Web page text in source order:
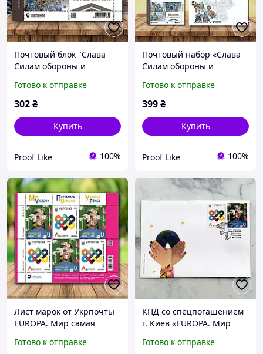
Почтовый блок "Слава
Силам обороны и
Гвардия наступления", 3
марки, номинал F, 2023
Готово к отправке
302₴
Купить
Proof Like 100%
Почтовый набор «Слава
Силам обороны и
Гвардия наступления»
Готово к отправке
399₴
Купить
Proof Like 100%
Лист марок от Укрпочты
EUROPA. Мир самая
человечества», 2023
Готово к отправке
КПД со спецпогашением
г. Киев «EUROPA. Мир
человечества», 2023
Готово к отправке